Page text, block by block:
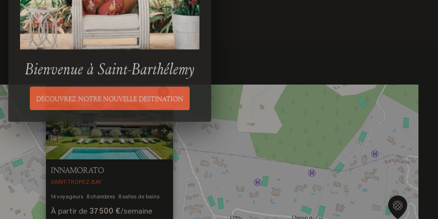
Previous Next
INNAMORATO
SAINT-TROPEZ-BAY
14voyageurs 8 chambres 8 salles de bains
À partir de 37 500 €/semaine
Bienvenue à Saint-Barthélemy